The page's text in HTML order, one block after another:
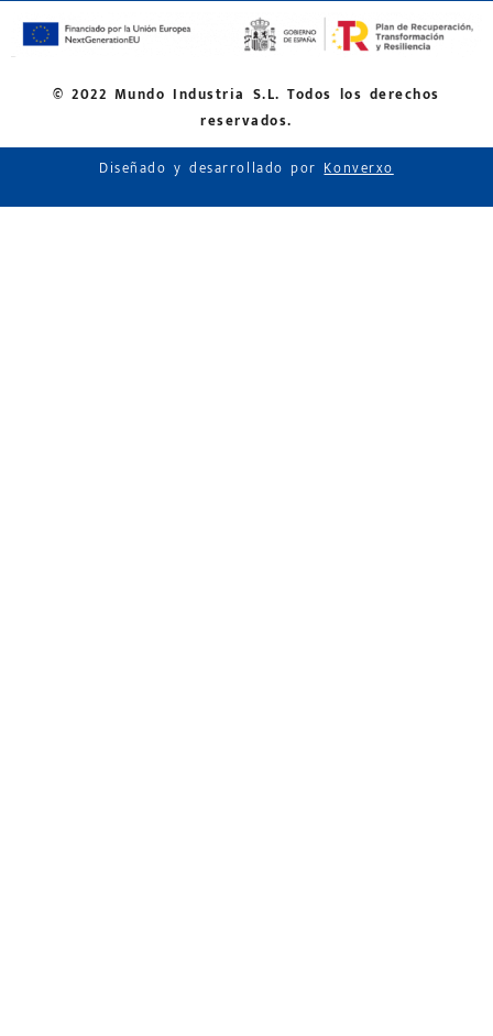
© 2022 Mundo Industria S.L. Todos los derechos
reservados.
Diseñado y desarrollado porKonverxo